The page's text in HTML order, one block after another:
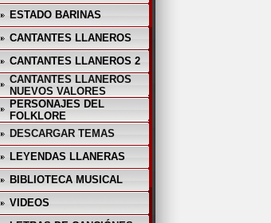
ESTADO BARINAS
CANTANTES LLANEROS
CANTANTES LLANEROS 2
CANTANTES LLANEROS
NUEVOS VALORES
PERSONAJES DEL
FOLKLORE
DESCARGAR TEMAS
LEYENDAS LLANERAS
BIBLIOTECA MUSICAL
VIDEOS